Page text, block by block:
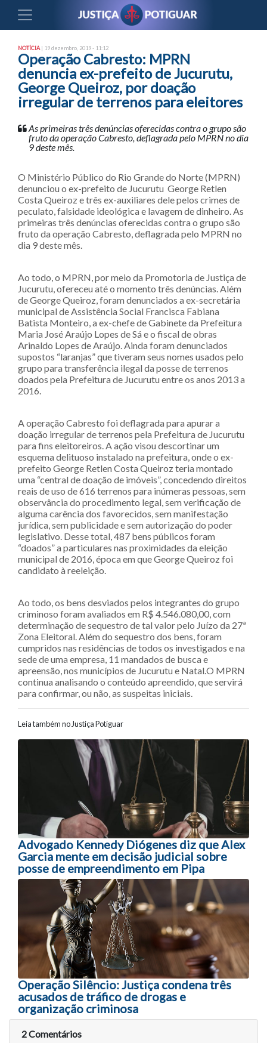
NOTÍCIA | 19 dezembro, 2019 - 11:12
Operação Cabresto: MPRN
denuncia ex-prefeito de Jucurutu,
George Queiroz, por doação
irregular de terrenos para eleitores
As primeiras três denúncias oferecidas contra o grupo são
fruto da operação Cabresto, deflagrada pelo MPRN no dia
9 deste mês.
O Ministério Público do Rio Grande do Norte (MPRN)
denunciou o ex-prefeito de Jucurutu George Retlen
Costa Queiroz e três ex-auxiliares dele pelos crimes de
peculato, falsidade ideológica e lavagem de dinheiro. As
primeiras três denúncias oferecidas contra o grupo são
fruto da operação Cabresto, deflagrada pelo MPRN no
dia 9 deste mês.
Ao todo, o MPRN, por meio da Promotoria de Justiça de
Jucurutu, ofereceu até o momento três denúncias. Além
de George Queiroz, foram denunciados a ex-secretária
municipal de Assistência Social Francisca Fabiana
Batista Monteiro, a ex-chefe de Gabinete da Prefeitura
Maria José Araújo Lopes de Sá e o fiscal de obras
Arinaldo Lopes de Araújo. Ainda foram denunciados
supostos “laranjas” que tiveram seus nomes usados pelo
grupo para transferência ilegal da posse de terrenos
doados pela Prefeitura de Jucurutu entre os anos 2013 a
2016.
A operação Cabresto foi deflagrada para apurar a
doação irregular de terrenos pela Prefeitura de Jucurutu
para fins eleitoreiros. A ação visou descortinar um
esquema delituoso instalado na prefeitura, onde o ex-
prefeito George Retlen Costa Queiroz teria montado
uma “central de doação de imóveis”, concedendo direitos
reais de uso de 616 terrenos para inúmeras pessoas, sem
observância do procedimento legal, sem verificação de
alguma carência dos favorecidos, sem manifestação
jurídica, sem publicidade e sem autorização do poder
legislativo. Desse total, 487 bens públicos foram
“doados” a particulares nas proximidades da eleição
municipal de 2016, época em que George Queiroz foi
candidato à reeleição.
Ao todo, os bens desviados pelos integrantes do grupo
criminoso foram avaliados em R$ 4.546.080,00, com
determinação de sequestro de tal valor pelo Juízo da 27ª
Zona Eleitoral. Além do sequestro dos bens, foram
cumpridos nas residências de todos os investigados e na
sede de uma empresa, 11 mandados de busca e
apreensão, nos municípios de Jucurutu e Natal.O MPRN
continua analisando o conteúdo apreendido, que servirá
para confirmar, ou não, as suspeitas iniciais.
Leia também no Justiça Potiguar
Navegação entre posts
Advogado Kennedy Diógenes diz que Alex
Garcia mente em decisão judicial sobre
posse de empreendimento em Pipa
Operação Silêncio: Justiça condena três
acusados de tráfico de drogas e
organização criminosa
2 Comentários